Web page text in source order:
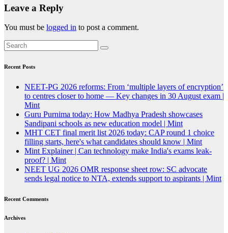
Leave a Reply
You must be logged in to post a comment.
Recent Posts
NEET-PG 2026 reforms: From ‘multiple layers of encryption’
to centres closer to home — Key changes in 30 August exam |
Mint
Guru Purnima today: How Madhya Pradesh showcases
Sandipani schools as new education model | Mint
MHT CET final merit list 2026 today: CAP round 1 choice
filling starts, here's what candidates should know | Mint
Mint Explainer | Can technology make India's exams leak-
proof? | Mint
NEET UG 2026 OMR response sheet row: SC advocate
sends legal notice to NTA, extends support to aspirants | Mint
Recent Comments
Archives